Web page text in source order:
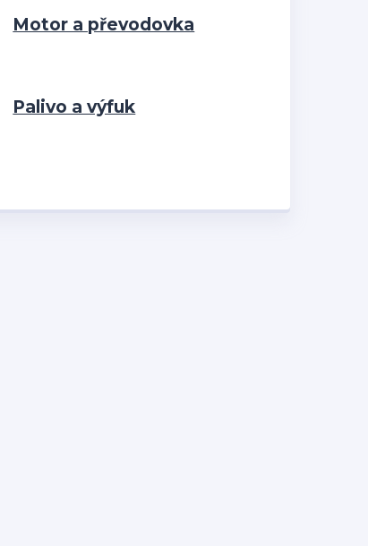
Motor a převodovka
Palivo a výfuk